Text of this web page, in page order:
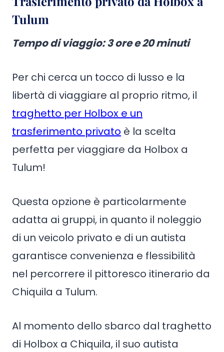
Tulum
Tempo di viaggio: 3 ore e 20 minuti
Per chi cerca un tocco di lusso e la
libertà di viaggiare al proprio ritmo, il
traghetto per Holbox e un
trasferimento privato è la scelta
perfetta per viaggiare da Holbox a
Tulum!
Questa opzione è particolarmente
adatta ai gruppi, in quanto il noleggio
di un veicolo privato e di un autista
garantisce convenienza e flessibilità
nel percorrere il pittoresco itinerario da
Chiquila a Tulum.
Al momento dello sbarco dal traghetto
di Holbox a Chiquila, il suo autista